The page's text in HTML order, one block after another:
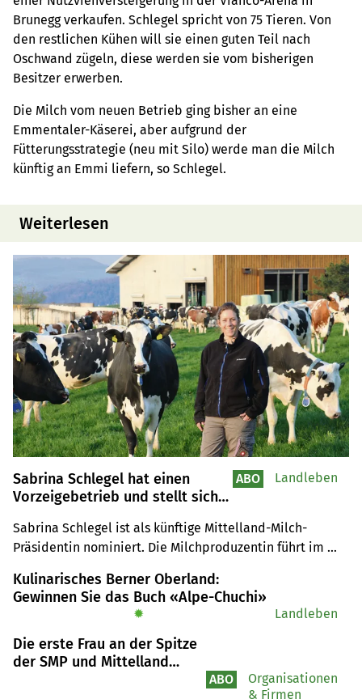
Brunegg verkaufen. Schlegel spricht von 75 Tieren. Von
den restlichen Kühen will sie einen guten Teil nach
Oschwand zügeln, diese werden sie vom bisherigen
Besitzer erwerben.
Die Milch vom neuen Betrieb ging bisher an eine
Emmentaler-Käserei, aber aufgrund der
Fütterungsstrategie (neu mit Silo) werde man die Milch
künftig an Emmi liefern, so Schlegel.
Weiterlesen
Sabrina Schlegel hat einen
Vorzeigebetrieb und stellt sich
Milch zur Wahl
Sabrina Schlegel ist als künftige Mittelland-Milch-
Präsidentin nominiert. Die Milchproduzentin führt im
Vorurteilen reizt.
ABO Landleben
Kulinarisches Berner Oberland:
Gewinnen Sie das Buch «Alpe-Chuchi»
✹ Landleben
Die erste Frau an der Spitze
der SMP und Mittelland
ABO
Organisationen
& Firmen